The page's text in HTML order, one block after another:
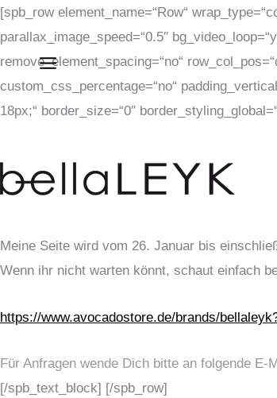
Zum
Inhalt
springen
[spb_row element_name=“Row“
parallax_image_speed=“0.5″
remove_element_spacing=“no“
custom_css_percentage=“no“
18px;“ border_size=“0″
Meine Seite wird vom 26. Januar bis
Wenn ihr nicht warten könnt, schaut einfach
https://www.avocadostore.de/brands/
Für Anfragen wende Dich bitte an folgende E-
[/spb_text_block] [/spb_row]